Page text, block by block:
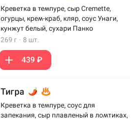
Креветка в темпуре, сыр Cremette,
огурцы, крем-краб, кляр, соус Унаги,
кунжут белый, сухари Панко
269 г · 8 шт.
439 ₽
Тигра
Креветка в темпуре, соус для
запекания, сыр плавленый в ломтиках,